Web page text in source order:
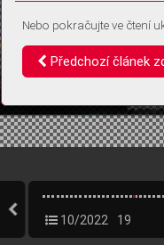
10/2022 19
Nebo pokračujte ve čtení
Předchozí článek